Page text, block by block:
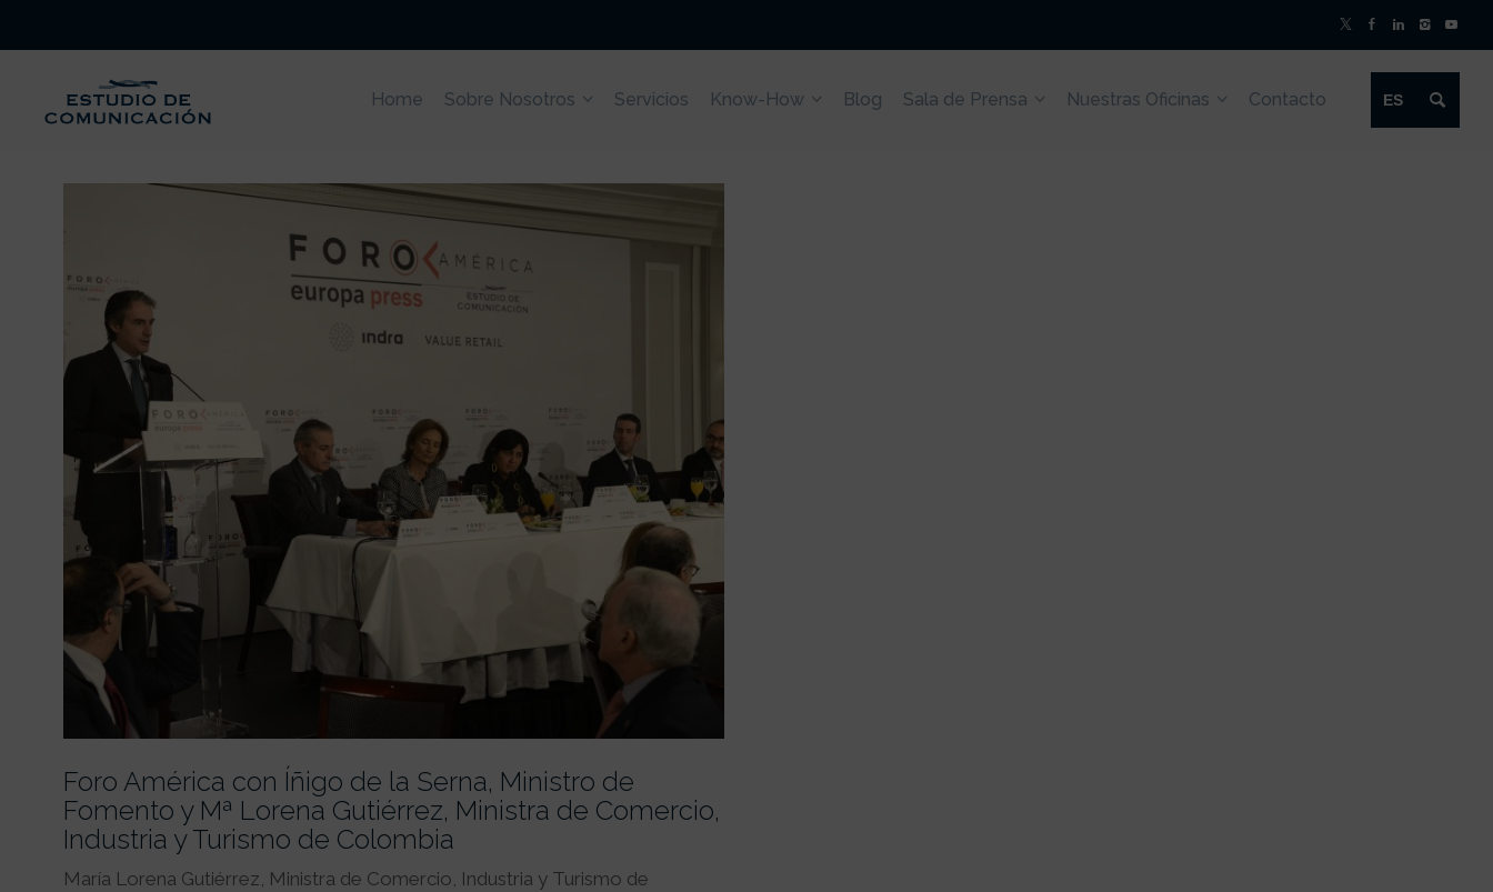
Home Sobre Nosotros Servicios Know-How Blog Sala de Prensa Nuestras Oficinas Contacto ES
Foro América con Íñigo de la Serna, Ministro de
Fomento y Mª Lorena Gutiérrez, Ministra de Comercio,
Industria y Turismo de Colombia
María Lorena Gutiérrez, Ministra de Comercio, Industria y Turismo de